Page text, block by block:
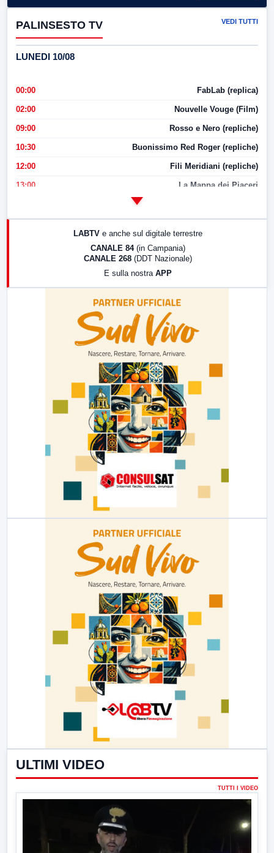
PALINSESTO TV VEDI TUTTI
LUNEDI 10/08
00:00 FabLab (replica)
02:00 Nouvelle Vouge (Film)
09:00 Rosso e Nero (repliche)
10:30 Buonissimo Red Roger (repliche)
12:00 Fili Meridiani (repliche)
13:00 La Mappa dei Piaceri
LABTV e anche sul digitale terrestre
CANALE 84 (in Campania)
CANALE 268 (DDT Nazionale)
E sulla nostra APP
ULTIMI VIDEO
TUTTI I VIDEO